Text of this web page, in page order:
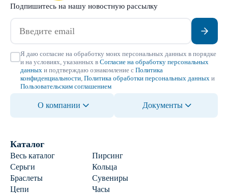
Подпишитесь на нашу новостную рассылку
Я даю согласие на обработку моих персональных данных в порядке
и на условиях, указанных в Согласие на обработку персональных
данных и подтверждаю ознакомление с Политика
конфиденциальности Политика обработки персональных данных и
Пользовательским соглашением
О компании Документы
Каталог
Весь каталог
Пирсинг
Серьги
Кольца
Браслеты
Сувениры
Цепи
Часы